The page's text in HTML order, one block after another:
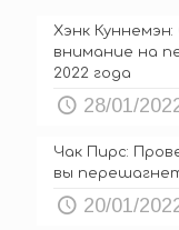
Хэнк
внимание на
2022 года
28/01/
Чак Пирс:
вы
20/01/